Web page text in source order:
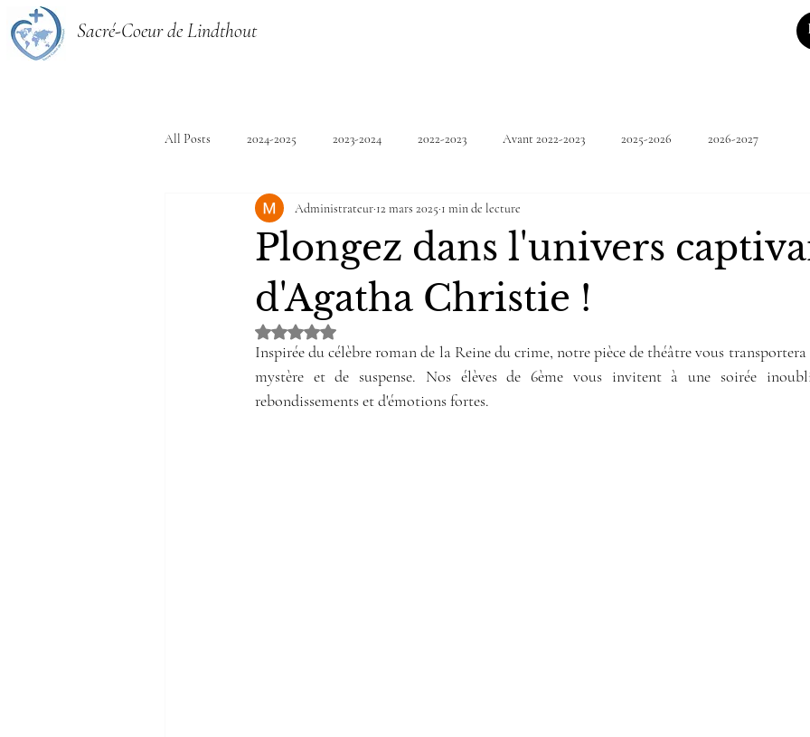
Sacré-Coeur de Lindthout
All Posts 2024-2025 2023-2024 2022-2023 Avant 2022-2023 2025-2026 2026-2027
Plongez dans l'univers
d'Agatha Christie !
Administrateur 12 mars 2025 1 min de lecture
Noté NaN étoiles sur 5.
Inspirée du célèbre roman de la Reine du crime, notre pièce de théâtre vous
mystère et de suspense. Nos élèves de 6ème vous invitent à une soirée
rebondissements et d'émotions fortes.